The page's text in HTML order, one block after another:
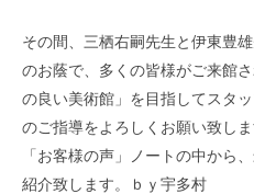
その間、三栖右嗣先生と伊東豊
のお蔭で、多くの皆様がご来館
の良い美術館」を目指してスタ
のご指導をよろしくお願い致し
「お客様の声」ノートの中から
紹介致します。ｂｙ宇多村